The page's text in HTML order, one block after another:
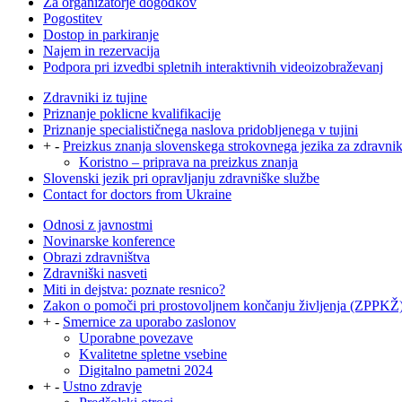
Pogostitev
Dostop in parkiranje
Najem in rezervacija
Podpora pri izvedbi spletnih interaktivnih videoizobraževanj
Zdravniki iz tujine
Priznanje poklicne kvalifikacije
Priznanje specialističnega naslova pridobljenega v tujini
+ - Preizkus znanja slovenskega strokovnega jezika za
Koristno – priprava na preizkus znanja
Slovenski jezik pri opravljanju zdravniške službe
Contact for doctors from Ukraine
Odnosi z javnostmi
Novinarske konference
Obrazi zdravništva
Zdravniški nasveti
Miti in dejstva: poznate resnico?
Zakon o pomoči pri prostovoljnem končanju življenja
+ - Smernice za uporabo zaslonov
Uporabne povezave
Kvalitetne spletne vsebine
Digitalno pametni 2024
+ - Ustno zdravje